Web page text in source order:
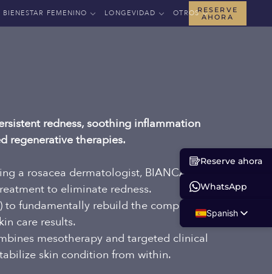
BIENESTAR FEMENINO LONGEVIDAD OTROSRESERVE
AHORA
redness, soothing inflammation
regenerative therapies.
a rosacea dermatologist, BIANCA
to eliminate redness.
fundamentally rebuild the compromised
care results.
mesotherapy and targeted clinical
skin condition from within.
Reserve ahora
WhatsApp
Spanish